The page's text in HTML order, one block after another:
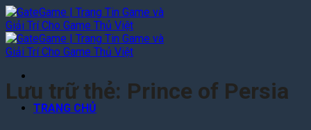
Bỏ
qua
nội
dung
TRANG CHỦ
Lưu trữ thẻ: Prince of Persia